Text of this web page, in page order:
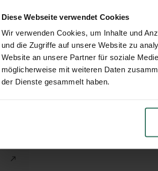
Diese Webseite verwendet Cookies
Wir verwenden Cookies, um Inhalte und
und die Zugriffe auf unsere Website zu
Website an unsere Partner für soziale
möglicherweise mit weiteren Daten
der Dienste gesammelt haben.